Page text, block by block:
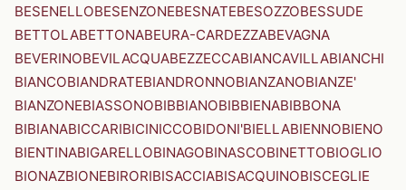
BESENELLOBESENZONEBESNATEBESOZZOBESSUDE
BETTOLABETTONABEURA-CARDEZZABEVAGNA
BEVERINOBEVILACQUABEZZECCABIANCAVILLABIANCHI
BIANCOBIANDRATEBIANDRONNOBIANZANOBIANZE'
BIANZONEBIASSONOBIBBIANOBIBBIENABIBBONA
BIBIANABICCARIBICINICCOBIDONI'BIELLABIENNOBIENO
BIENTINABIGARELLOBINAGOBINASCOBINETTOBIOGLIO
BIONAZBIONEBIRORIBISACCIABISACQUINOBISCEGLIE